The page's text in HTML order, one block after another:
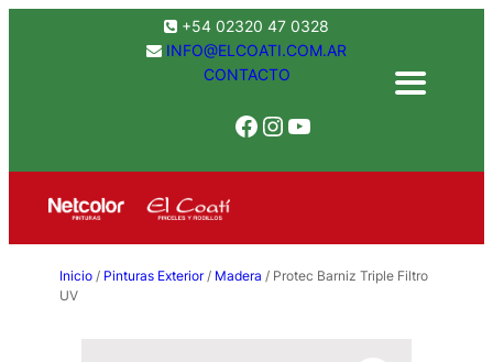
+54 02320 47 0328
INFO@ELCOATI.COM.AR
CONTACTO
Facebook Instagram YouTube
Inicio/ Pinturas Exterior/ Madera / Protec Barniz Triple Filtro
UV